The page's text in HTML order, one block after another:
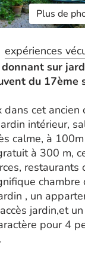
Plus de
expériences
sur
du 17ème
dans cet ancien
intérieur,
calme, à
à 300 m,
restaurants
chambre
, un
jardin,et
pour 4